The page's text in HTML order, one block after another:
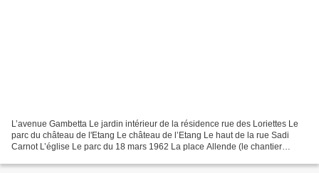
L’avenue Gambetta Le jardin intérieur de la résidence rue des Loriettes Le
parc du château de l'Etang Le château de l’Etang Le haut de la rue Sadi
Carnot L’église Le parc du 18 mars 1962 La place Allende (le chantier